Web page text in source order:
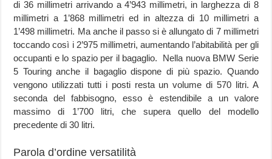
di 36 millimetri arrivando a 4’943 millimetri, in larghezza di 8
millimetri a 1’868 millimetri ed in altezza di 10 millimetri a
1’498 millimetri. Ma anche il passo si è allungato di 7 millimetri
toccando così i 2’975 millimetri, aumentando l’abitabilità per gli
occupanti e lo spazio per il bagaglio. Nella nuova BMW Serie
5 Touring anche il bagaglio dispone di più spazio. Quando
vengono utilizzati tutti i posti resta un volume di 570 litri. A
seconda del fabbisogno, esso è estendibile a un valore
massimo di 1’700 litri, che supera quello del modello
precedente di 30 litri.
Parola d’ordine versatilità